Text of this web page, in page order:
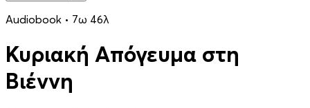
Audiobook • 7ω 46λ
Κυριακή Απόγευμα στη
Βιέννη